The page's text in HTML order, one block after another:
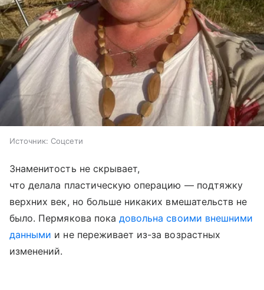
Источник: Соцсети
Знаменитость не скрывает,
что делала пластическую операцию — подтяжку
верхних век, но больше никаких вмешательств не
было. Пермякова покадовольна своими внешними
данными и не переживает из-за возрастных
изменений.